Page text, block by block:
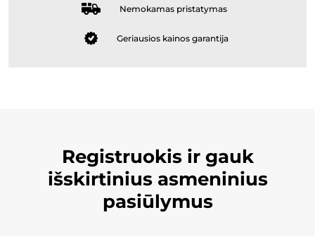
Nemokamas pristatymas
Geriausios kainos garantija
Registruokis ir gauk
išskirtinius asmeninius
pasiūlymus